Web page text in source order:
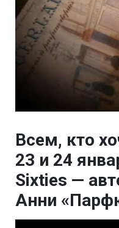
Всем, кто
23 и 24
Sixties —
Анни